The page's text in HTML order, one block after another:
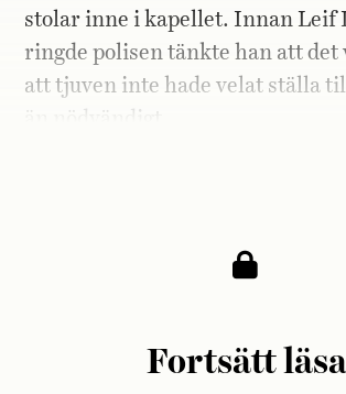
stolar inne i kapellet. Innan Leif
ringde polisen tänkte han att det
att tjuven inte hade velat ställa
Fortsätt läsa